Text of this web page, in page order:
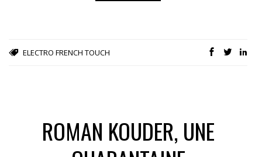
ELECTRO FRENCH TOUCH
ROMAN KOUDER, UNE